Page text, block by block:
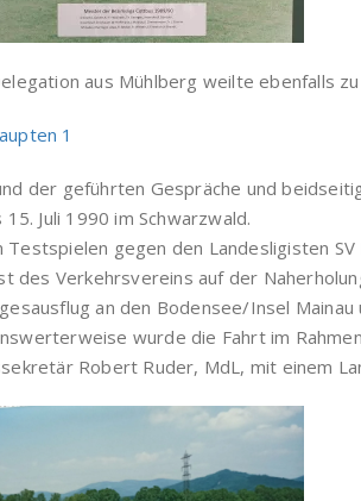
aus Mühlberg weilte ebenfalls
1
der geführten Gespräche und
15. Juli 1990 im Schwarzwald.
Testspielen gegen den Landesligisten
des Verkehrsvereins auf der
an den Bodensee/Insel
wurde die Fahrt im
Robert Ruder, MdL, mit einem